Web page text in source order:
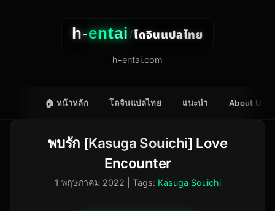
h-entai/โดจินแปลไทย
h-entai.com
🏠 หน้าหลัก โดจินแปลไทย แนะนำ About Us
พบรัก [Kasuga Souichi] Love
Encounter
1 พฤษภาคม 2022 | Tags: Kasuga Souichi